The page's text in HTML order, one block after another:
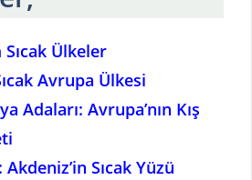
Ülkeler
Avrupa Ülkesi
Adaları: Avrupa’nın Kış
Sıcak Yüzü